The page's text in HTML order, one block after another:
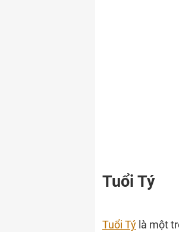
Tuổi Tý
Tuổi Tý là một